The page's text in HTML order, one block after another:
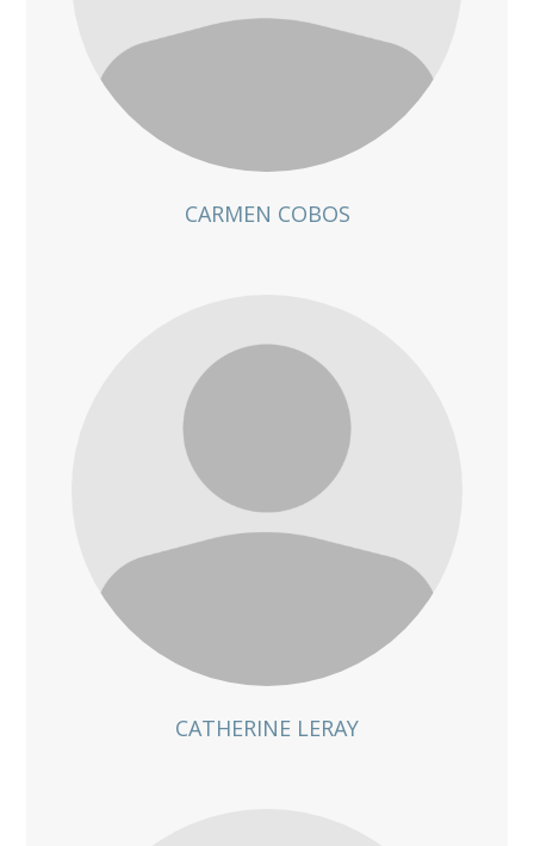
CARMEN COBOS
CATHERINE LERAY